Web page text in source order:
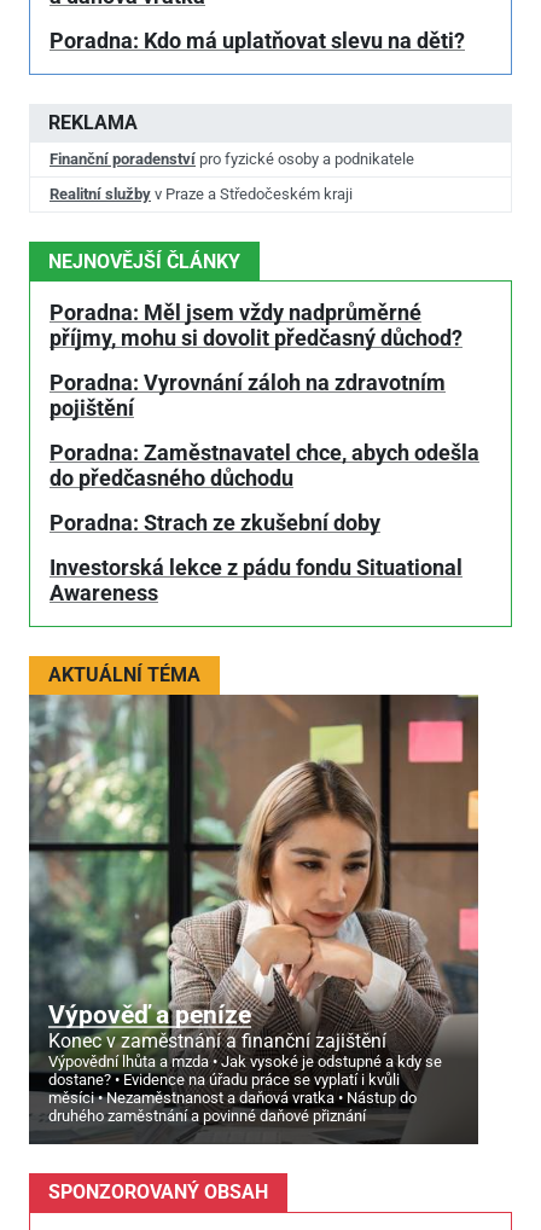
REKLAMA
Finanční poradenství pro fyzické osoby a podnikatele
Realitní služby v Praze a Středočeském kraji
NEJNOVĚJŠÍ ČLÁNKY
Poradna: Měl jsem vždy nadprůměrné
příjmy, mohu si dovolit předčasný důchod?
Poradna: Vyrovnání záloh na zdravotním
pojištění
Poradna: Zaměstnavatel chce, abych odešla
do předčasného důchodu
Poradna: Strach ze zkušební doby
Investorská lekce z pádu fondu Situational
Awareness
AKTUÁLNÍ TÉMA
Výpověď a peníze
Konec v zaměstnání a finanční zajištění
Výpovědní lhůta a mzda
Jak vysoké je odstupné a kdy se
dostane?
Evidence na úřadu práce se vyplatí i kvůli
měsíci
Nezaměstnanost a daňová vratka
Nástup do
druhého zaměstnání a povinné daňové přiznání
Poradna: Kdo má uplatňovat slevu na děti?
SPONZOROVANÝ OBSAH